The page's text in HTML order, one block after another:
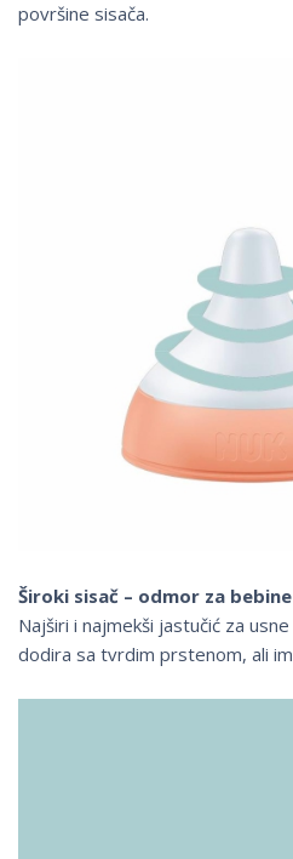
površine sisača.
Široki sisač – odmor za
Najširi i najmekši jastučić za
dodira sa tvrdim prstenom, ali